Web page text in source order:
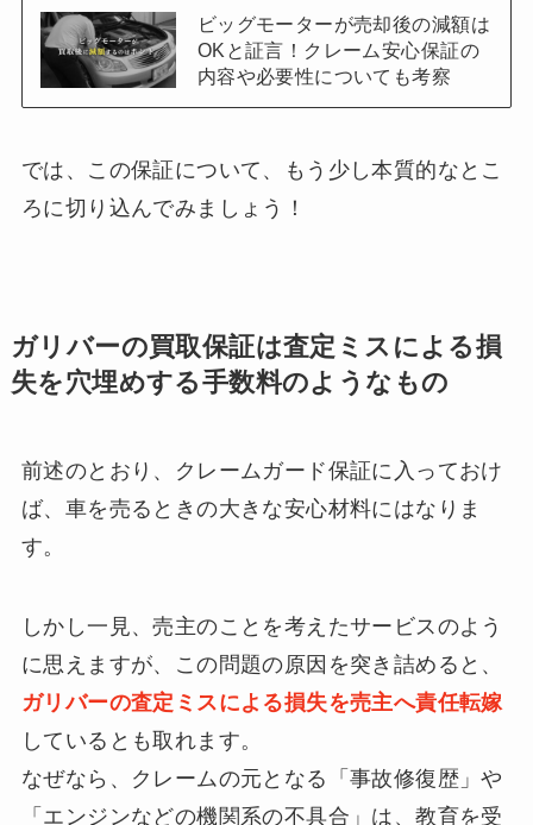
ビッグモーターが売却後の減額は
OKと証言！クレーム安心保証の
内容や必要性についても考察
では、この保証について、もう少し本質的なとこ
ろに切り込んでみましょう！
ガリバーの買取保証は査定ミスによる損
失を穴埋めする手数料のようなもの
前述のとおり、クレームガード保証に入っておけ
ば、車を売るときの大きな安心材料にはなりま
す。
しかし一見、売主のことを考えたサービスのよう
に思えますが、この問題の原因を突き詰めると、
ガリバーの査定ミスによる損失を売主へ責任転嫁
しているとも取れます。
なぜなら、クレームの元となる「事故修復歴」や
「エンジンなどの機関系の不具合」は、教育を受